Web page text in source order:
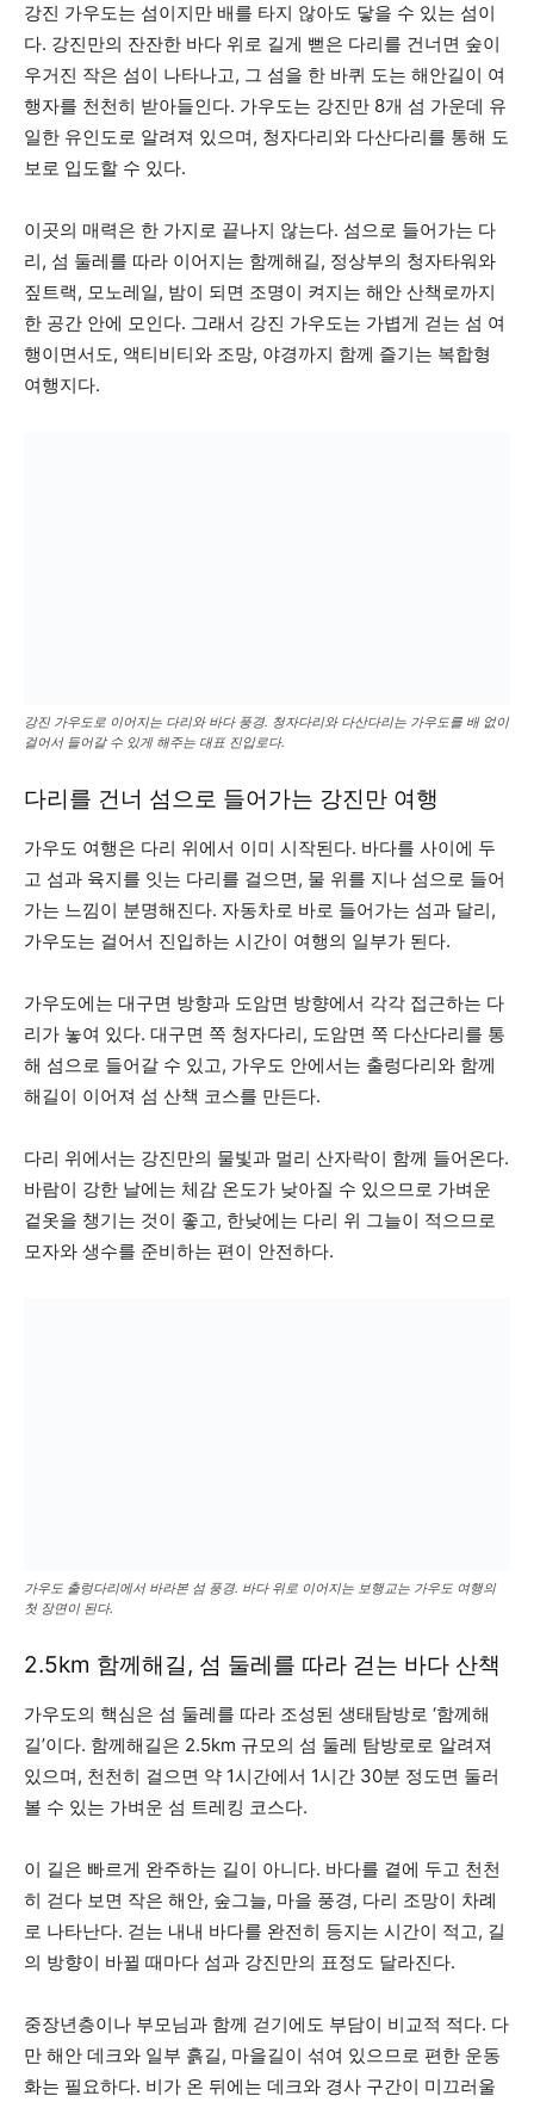
강진 가우도는 섬이지만 배를 타지 않아도 닿을 수 있는 섬이
다. 강진만의 잔잔한 바다 위로 길게 뻗은 다리를 건너면 숲이
우거진 작은 섬이 나타나고, 그 섬을 한 바퀴 도는 해안길이 여
행자를 천천히 받아들인다. 가우도는 강진만 8개 섬 가운데 유
일한 유인도로 알려져 있으며, 청자다리와 다산다리를 통해 도
보로 입도할 수 있다.
이곳의 매력은 한 가지로 끝나지 않는다. 섬으로 들어가는 다
리, 섬 둘레를 따라 이어지는 함께해길, 정상부의 청자타워와
짚트랙, 모노레일, 밤이 되면 조명이 켜지는 해안 산책로까지
한 공간 안에 모인다. 그래서 강진 가우도는 가볍게 걷는 섬 여
행이면서도, 액티비티와 조망, 야경까지 함께 즐기는 복합형
여행지다.
강진 가우도로 이어지는 다리와 바다 풍경. 청자다리와 다산다리는 가우도를 배 없이
걸어서 들어갈 수 있게 해주는 대표 진입로다.
다리를 건너 섬으로 들어가는 강진만 여행
가우도 여행은 다리 위에서 이미 시작된다. 바다를 사이에 두
고 섬과 육지를 잇는 다리를 걸으면, 물 위를 지나 섬으로 들어
가는 느낌이 분명해진다. 자동차로 바로 들어가는 섬과 달리,
가우도는 걸어서 진입하는 시간이 여행의 일부가 된다.
가우도에는 대구면 방향과 도암면 방향에서 각각 접근하는 다
리가 놓여 있다. 대구면 쪽 청자다리, 도암면 쪽 다산다리를 통
해 섬으로 들어갈 수 있고, 가우도 안에서는 출렁다리와 함께
해길이 이어져 섬 산책 코스를 만든다.
다리 위에서는 강진만의 물빛과 멀리 산자락이 함께 들어온다.
바람이 강한 날에는 체감 온도가 낮아질 수 있으므로 가벼운
겉옷을 챙기는 것이 좋고, 한낮에는 다리 위 그늘이 적으므로
모자와 생수를 준비하는 편이 안전하다.
가우도 출렁다리에서 바라본 섬 풍경. 바다 위로 이어지는 보행교는 가우도 여행의
첫 장면이 된다.
2.5km 함께해길, 섬 둘레를 따라 걷는 바다 산책
가우도의 핵심은 섬 둘레를 따라 조성된 생태탐방로 ‘함께해
길’이다. 함께해길은 2.5km 규모의 섬 둘레 탐방로로 알려져
있으며, 천천히 걸으면 약 1시간에서 1시간 30분 정도면 둘러
볼 수 있는 가벼운 섬 트레킹 코스다.
이 길은 빠르게 완주하는 길이 아니다. 바다를 곁에 두고 천천
히 걷다 보면 작은 해안, 숲그늘, 마을 풍경, 다리 조망이 차례
로 나타난다. 걷는 내내 바다를 완전히 등지는 시간이 적고, 길
의 방향이 바뀔 때마다 섬과 강진만의 표정도 달라진다.
중장년층이나 부모님과 함께 걷기에도 부담이 비교적 적다. 다
만 해안 데크와 일부 흙길, 마을길이 섞여 있으므로 편한 운동
화는 필요하다. 비가 온 뒤에는 데크와 경사 구간이 미끄러울